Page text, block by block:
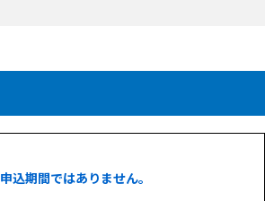
申込期間ではありません。